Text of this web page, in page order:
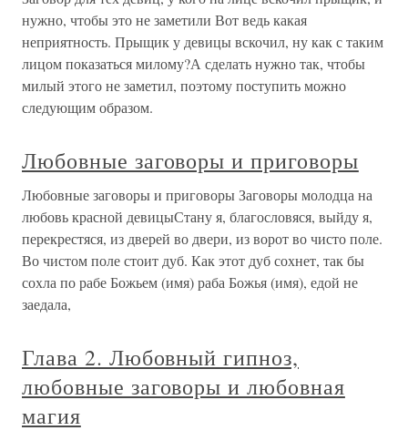
нужно, чтобы это не заметили Вот ведь какая
неприятность. Прыщик у девицы вскочил, ну как с таким
лицом показаться милому?А сделать нужно так, чтобы
милый этого не заметил, поэтому поступить можно
следующим образом.
Любовные заговоры и приговоры
Любовные заговоры и приговоры Заговоры молодца на
любовь красной девицыСтану я, благословяся, выйду я,
перекрестяся, из дверей во двери, из ворот во чисто поле.
Во чистом поле стоит дуб. Как этот дуб сохнет, так бы
сохла по рабе Божьем (имя) раба Божья (имя), едой не
заедала,
Глава 2. Любовный гипноз,
любовные заговоры и любовная
магия